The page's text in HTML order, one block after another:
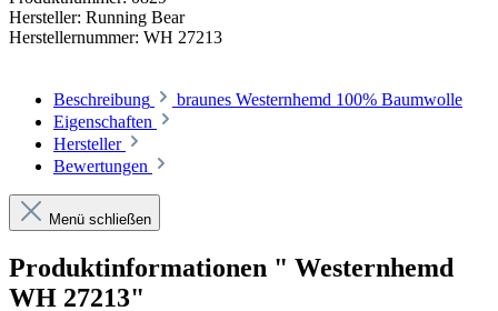
Hersteller: Running Bear
Herstellernummer: WH 27213
Beschreibung
braunes Westernhemd 100% Baumwolle
Eigenschaften
Hersteller
Bewertungen
Menü schließen
Produktinformationen " Westernhemd
WH 27213"